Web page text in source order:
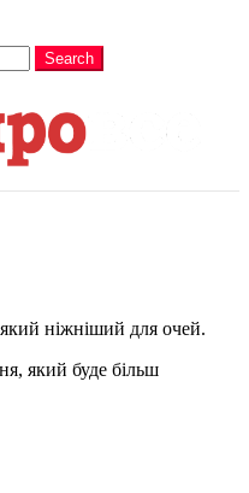
Search
ніжніший для очей.
який буде більш